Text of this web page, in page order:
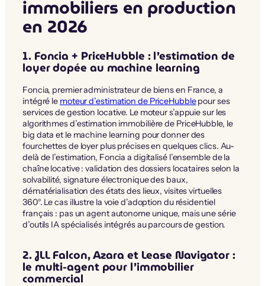
immobiliers en production
en 2026
1. Foncia + PriceHubble : l’estimation de
loyer dopée au machine learning
Foncia, premier administrateur de biens en France, a
intégré le moteur d’estimation de PriceHubblepour ses
services de gestion locative. Le moteur s’appuie sur les
algorithmes d’estimation immobilière de PriceHubble, le
big data et le machine learning pour donner des
fourchettes de loyer plus précises en quelques clics. Au-
delà de l’estimation, Foncia a digitalisé l’ensemble de la
chaîne locative : validation des dossiers locataires selon la
solvabilité, signature électronique des baux,
dématérialisation des états des lieux, visites virtuelles
360°. Le cas illustre la voie d’adoption du résidentiel
français : pas un agent autonome unique, mais une série
d’outils IA spécialisés intégrés au parcours de gestion.
2. JLL Falcon, Azara et Lease Navigator :
le multi-agent pour l’immobilier
commercial